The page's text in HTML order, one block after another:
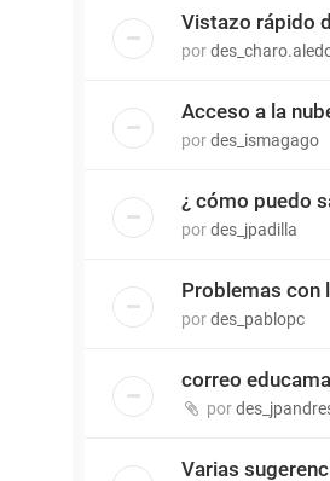
Vistazo rápido
por
Acceso a la
pordes_ismagago
¿ cómo puedo
pordes_jpadilla
Problemas con
pordes_pablopc
correo
por
Varias